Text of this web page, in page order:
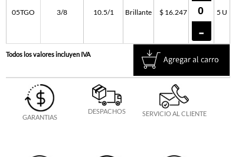
05TGO 3/8 10.5/1 Brillante $ 16.247 5 U
Todos los valores incluyen IVA
GARANTIAS
DESPACHOS SERVICIO AL CLIENTE